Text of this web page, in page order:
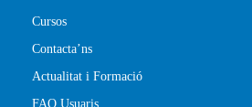
Cursos
Contacta’ns
Actualitat i Formació
FAQ Usuaris